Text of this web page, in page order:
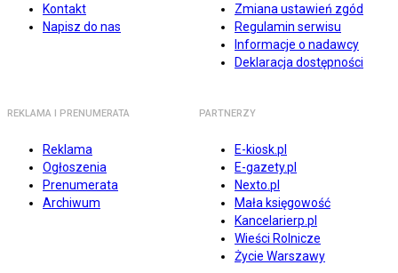
Kontakt
Napisz do nas
Zmiana ustawień zgód
Regulamin serwisu
Informacje o nadawcy
Deklaracja dostępności
REKLAMA I PRENUMERATA
Reklama
Ogłoszenia
Prenumerata
Archiwum
PARTNERZY
E-kiosk.pl
E-gazety.pl
Nexto.pl
Mała księgowość
Kancelarierp.pl
Wieści Rolnicze
Życie Warszawy